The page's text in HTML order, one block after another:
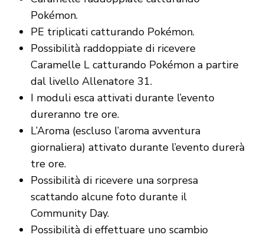
Pokémon.
PE triplicati catturando Pokémon.
Possibilità raddoppiate di ricevere
Caramelle L catturando Pokémon a partire
dal livello Allenatore 31.
I moduli esca attivati durante l’evento
dureranno tre ore.
L’Aroma (escluso l’aroma avventura
giornaliera) attivato durante l’evento durerà
tre ore.
Possibilità di ricevere una sorpresa
scattando alcune foto durante il
Community Day.
Possibilità di effettuare uno scambio